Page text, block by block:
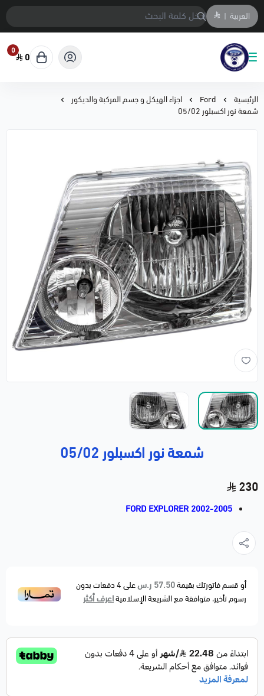
العربية |
متجر المحمادي لقطع السيارات
0
0
الرئيسية Ford
اجزاء الهيكل و جسم المركبة والديكور
شمعة نور اكسبلور 05/02
شمعة نور اكسبلور 05/02
230
FORD EXPLORER 2002-2005
أو قسم فاتورتك بقيمة57.50 ر.س على4دفعات بدون
رسوم تأخير، متوافقة مع الشريعة الإسلاميةاعرف أكثر